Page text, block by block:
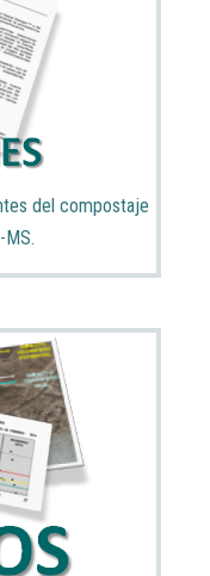
del compostaje
MS.